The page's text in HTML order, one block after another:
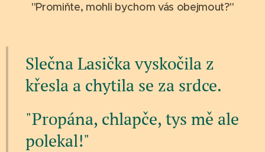
"Promiňte, mohli bychom vás obejmout?"
Slečna Lasička vyskočila z
křesla a chytila se za srdce.
"Propána, chlapče, tys mě ale
polekal!"